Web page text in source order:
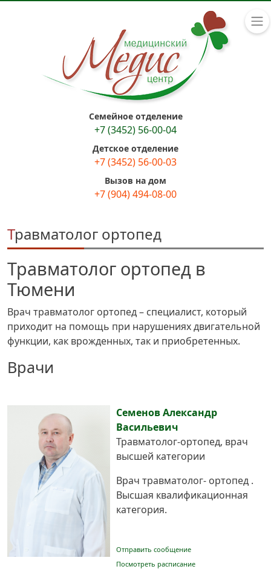
Семейное отделение
+7 (3452) 56-00-04
Детское отделение
+7 (3452) 56-00-03
Вызов на дом
+7 (904) 494-08-00
Травматолог ортопед
Травматолог ортопед в
Тюмени
Врач травматолог ортопед – специалист, который
приходит на помощь при нарушениях двигательной
функции, как врожденных, так и приобретенных.
Врачи
Семенов Александр
Васильевич
Травматолог-ортопед, врач
высшей категории
Врач травматолог- ортопед .
Высшая квалификационная
категория.
Отправить сообщение
Посмотреть расписание